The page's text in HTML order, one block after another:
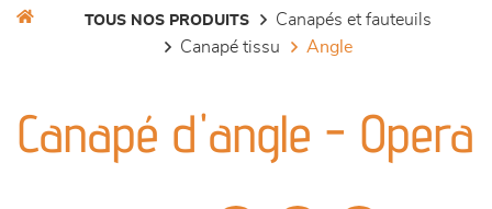
séjours
TOUS NOS PRODUITS
canapés et fauteuils
canapé tissu
angle
Canapé d'angle - Opera